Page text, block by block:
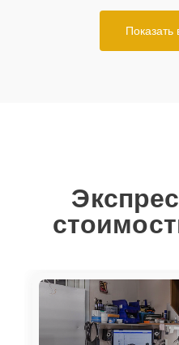
Показать